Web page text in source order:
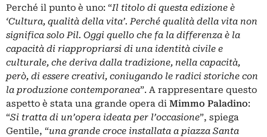
Perché il punto è uno: “Il titolo di questa edizione è
‘Cultura, qualità della vita’. Perché qualità della vita non
significa solo Pil. Oggi quello che fa la differenza è la
capacità di riappropriarsi di una identità civile e
culturale, che deriva dalla tradizione, nella capacità,
però, di essere creativi, coniugando le radici storiche con
la produzione contemporanea”. A rappresentare questo
aspetto è stata una grande opera di Mimmo Paladino:
“Si tratta di un’opera ideata per l’occasione”, spiega
Gentile, “una grande croce installata a piazza Santa